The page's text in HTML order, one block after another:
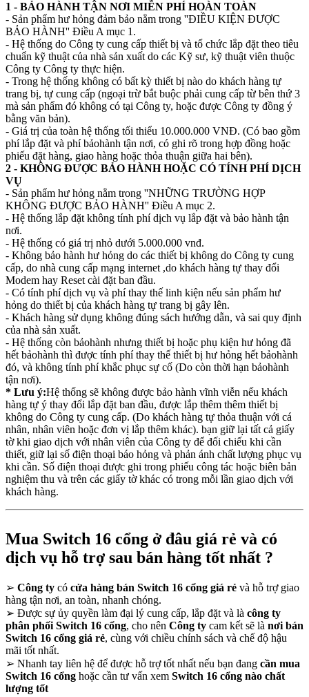
1 - BẢO HÀNH TẬN NƠI MIỄN PHÍ HOÀN TOÀN
- Sản phẩm hư hỏng đảm bảo nằm trong ''ĐIỀU KIỆN ĐƯỢC
BẢO HÀNH'' Điều A mục 1.
- Hệ thống do Công ty cung cấp thiết bị và tổ chức lắp đặt theo tiêu
chuẩn kỹ thuật của nhà sản xuất do các Kỹ sư, kỹ thuật viên thuộc
Công ty Công ty thực hiện.
- Trong hệ thống không có bất kỳ thiết bị nào do khách hàng tự
trang bị, tự cung cấp (ngoại trừ bắt buộc phải cung cấp từ bên thứ 3
mà sản phẩm đó không có tại Công ty, hoặc được Công ty đồng ý
bằng văn bản).
- Giá trị của toàn hệ thống tối thiểu 10.000.000 VNĐ. (Có bao gồm
phí lắp đặt và phí bảohành tận nơi, có ghi rõ trong hợp đồng hoặc
phiếu đặt hàng, giao hàng hoặc thỏa thuận giữa hai bên).
2 - KHÔNG ĐƯỢC BẢO HÀNH HOẶC CÓ TÍNH PHÍ DỊCH
VỤ
- Sản phẩm hư hỏng nằm trong ''NHỮNG TRƯỜNG HỢP
KHÔNG ĐƯỢC BẢO HÀNH'' Điều A mục 2.
- Hệ thống lắp đặt không tính phí dịch vụ lắp đặt và bảo hành tận
nơi.
- Hệ thống có giá trị nhỏ dưới 5.000.000 vnđ.
- Không bảo hành hư hỏng do các thiết bị không do Công ty cung
cấp, do nhà cung cấp mạng internet ,do khách hàng tự thay đổi
Modem hay Reset cài đặt ban đầu.
- Có tính phí dịch vụ và phí thay thế linh kiện nếu sản phẩm hư
hỏng do thiết bị của khách hàng tự trang bị gây lên.
- Khách hàng sử dụng không đúng sách hướng dẫn, và sai quy định
của nhà sản xuất.
- Hệ thống còn bảohành nhưng thiết bị hoặc phụ kiện hư hỏng đã
hết bảohành thì được tính phí thay thế thiết bị hư hỏng hết bảohành
đó, và không tính phí khắc phục sự cố (Do còn thời hạn bảohành
tận nơi).
* Lưu ý:Hệ thống sẽ không được bảo hành vĩnh viễn nếu khách
hàng tự ý thay đổi lắp đặt ban đầu, được lắp thêm thêm thiết bị
không do Công ty cung cấp. (Do khách hàng tự thỏa thuận với cá
nhân, nhân viên hoặc đơn vị lắp thêm khác). bạn giữ lại tất cả giấy
tờ khi giao dịch với nhân viên của Công ty để đối chiếu khi cần
thiết, giữ lại số điện thoại báo hỏng và phản ánh chất lượng phục vụ
khi cần. Số điện thoại được ghi trong phiếu công tác hoặc biên bản
nghiệm thu và trên các giấy tờ khác có trong mỗi lần giao dịch với
khách hàng.
Mua Switch 16 cổng ở đâu giá rẻ và có
dịch vụ hỗ trợ sau bán hàng tốt nhất ?
➢ Công ty có cửa hàng bán Switch 16 cổng giá rẻ và hỗ trợ giao
hàng tận nơi, an toàn, nhanh chóng.
➢ Được sự ủy quyền làm đại lý cung cấp, lắp đặt và là công ty
phân phối Switch 16 cổng, cho nên Công ty cam kết sẽ là nơi bán
Switch 16 cổng giá rẻ, cùng với chiều chính sách và chế độ hậu
mãi tốt nhất.
➢ Nhanh tay liên hệ để được hỗ trợ tốt nhất nếu bạn đang cần mua
Switch 16 cổng hoặc cần tư vấn xem Switch 16 cổng nào chất
lượng tốt